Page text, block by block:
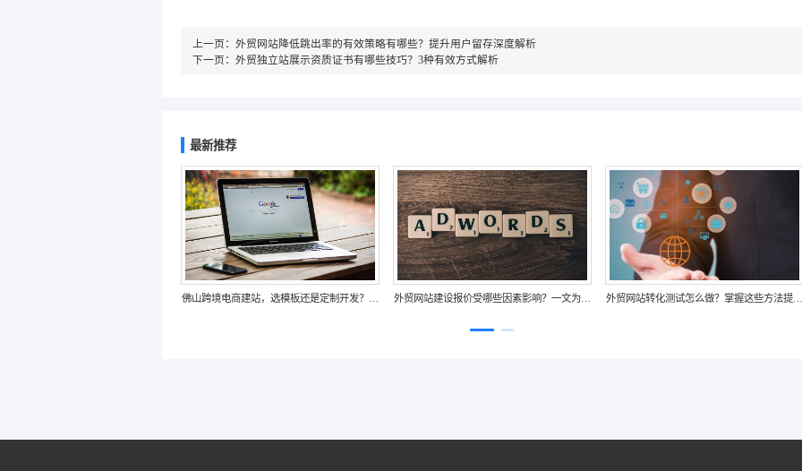
上一页：外贸网站降低跳出率的有效策略有哪些？提升用户留存深度解析
下一页：外贸独立站展示资质证书有哪些技巧？3种有效方式解析
最新推荐
佛山跨境电商建站，选模板还是定制开发？不
外贸网站建设报价受哪些因素影响？一文为你
外贸网站转化测试怎么做？掌握这些方法提升